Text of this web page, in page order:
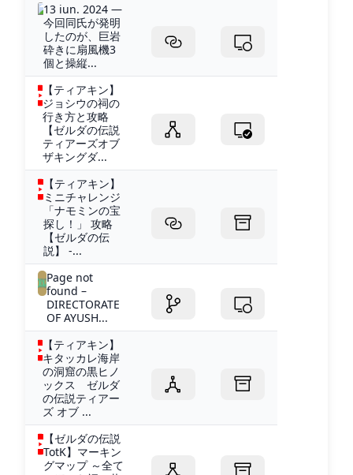
13 iun. 2024 —
今回同氏が発明
したのが、巨岩
砕きに扇風機3
個と操縦...
【ティアキン】
ジョシウの祠の
行き方と攻略
【ゼルダの伝説
ティアーズオブ
ザキングダ...
【ティアキン】
ミニチャレンジ
「ナモミンの宝
探し！」 攻略
【ゼルダの伝
説】 -...
Page not
found –
DIRECTORATE
OF AYUSH...
【ティアキン】
キタッカレ海岸
の洞窟の黒ヒノ
ックス ゼルダ
の伝説ティアー
ズ オブ ...
【ゼルダの伝説
TotK】マーキン
グマップ ～全て